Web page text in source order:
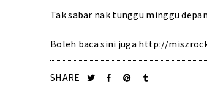
Tak sabar nak tunggu minggu
Boleh baca sini juga http://
SHARE